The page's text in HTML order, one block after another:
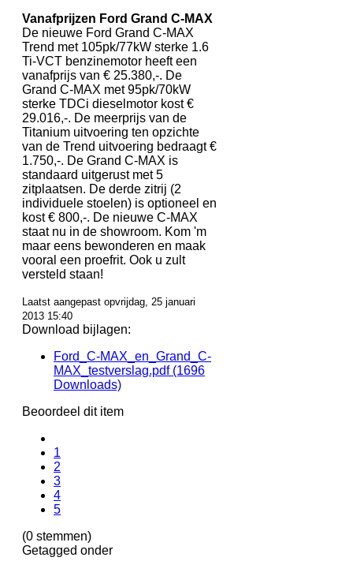
Vanafprijzen Ford Grand C-MAX
De nieuwe Ford Grand C-MAX
Trend met 105pk/77kW sterke 1.6
Ti-VCT benzinemotor heeft een
vanafprijs van € 25.380,-. De
Grand C-MAX met 95pk/70kW
sterke TDCi dieselmotor kost €
29.016,-. De meerprijs van de
Titanium uitvoering ten opzichte
van de Trend uitvoering bedraagt €
1.750,-. De Grand C-MAX is
standaard uitgerust met 5
zitplaatsen. De derde zitrij (2
individuele stoelen) is optioneel en
kost € 800,-. De nieuwe C-MAX
staat nu in de showroom. Kom 'm
maar eens bewonderen en maak
vooral een proefrit. Ook u zult
versteld staan!
Laatst aangepast opvrijdag, 25 januari
2013 15:40
Download bijlagen:
Ford_C-MAX_en_Grand_C-
MAX_testverslag.pdf (1696
Downloads)
Beoordeel dit item
1
2
3
4
5
(0 stemmen)
Getagged onder